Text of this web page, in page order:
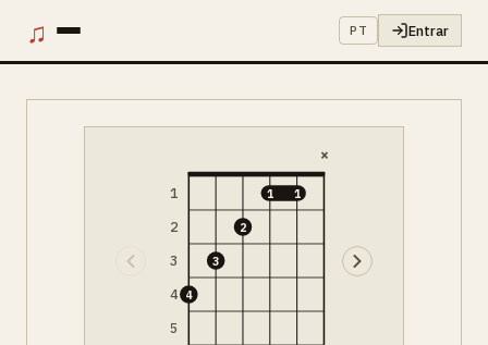
♫ PT Entrar
1
2
3
4
5
×
4
3
2
1 1